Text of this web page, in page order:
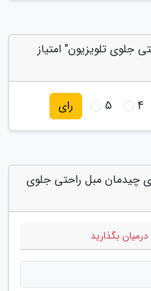
جلوی تلویزیون" امتیاز
4
5 رای
چیدمان مبل راحتی جلوی
بگذارید